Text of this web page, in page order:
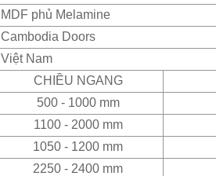
MDF phủ Melamine
Cambodia Doors
Việt Nam
CHIỀU NGANG
500 - 1000 mm
1100 - 2000 mm
1050 - 1200 mm
2250 - 2400 mm